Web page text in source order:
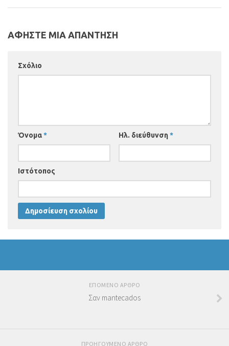
ΑΦΗΣΤΕ ΜΙΑ ΑΠΑΝΤΗΣΗ
Σχόλιο
Όνομα* Ηλ. διεύθυνση *
Ιστότοπος
ΕΠΟΜΕΝΟ ΑΡΘΡΟ
Σαν mantecados
ΠΡΟΗΓΟΥΜΕΝΟ ΑΡΘΡΟ